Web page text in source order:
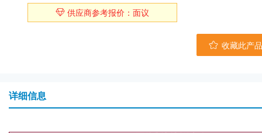
供应商参考报价：面议
收藏此产品
详细信息